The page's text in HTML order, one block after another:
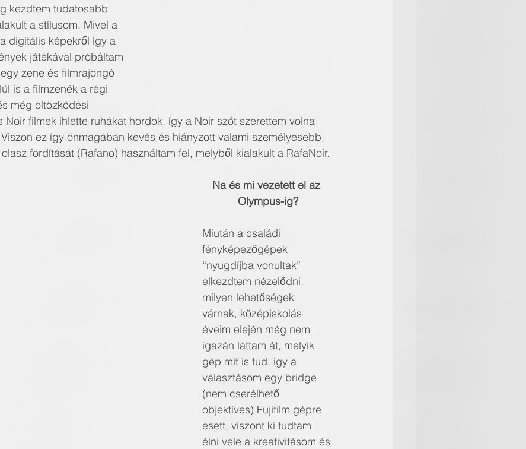
kezdtem tudatosabb
a stílusom. Mivel a
digitális képekről így a
játékával próbáltam
zene és filmrajongó
is a filmzenék a régi
még öltözködési
Noir filmek ihlette ruhákat hordok, így a Noir szót szerettem volna
ez így önmagában kevés és hiányzott valami személyesebb,
fordítását (Rafano) használtam fel, melyből kialakult a RafaNoir.
Na és mi vezetett el az
Olympus-ig?
Miután a családi
fényképezőgépek
“nyugdíjba vonultak”
elkezdtem nézelődni,
milyen lehetőségek
várnak, középiskolás
éveim elején még nem
igazán láttam át, melyik
gép mit is tud, így a
választásom egy bridge
(nem cserélhető
objektíves) Fujifilm gépre
esett, viszont ki tudtam
élni vele a kreativitásom és